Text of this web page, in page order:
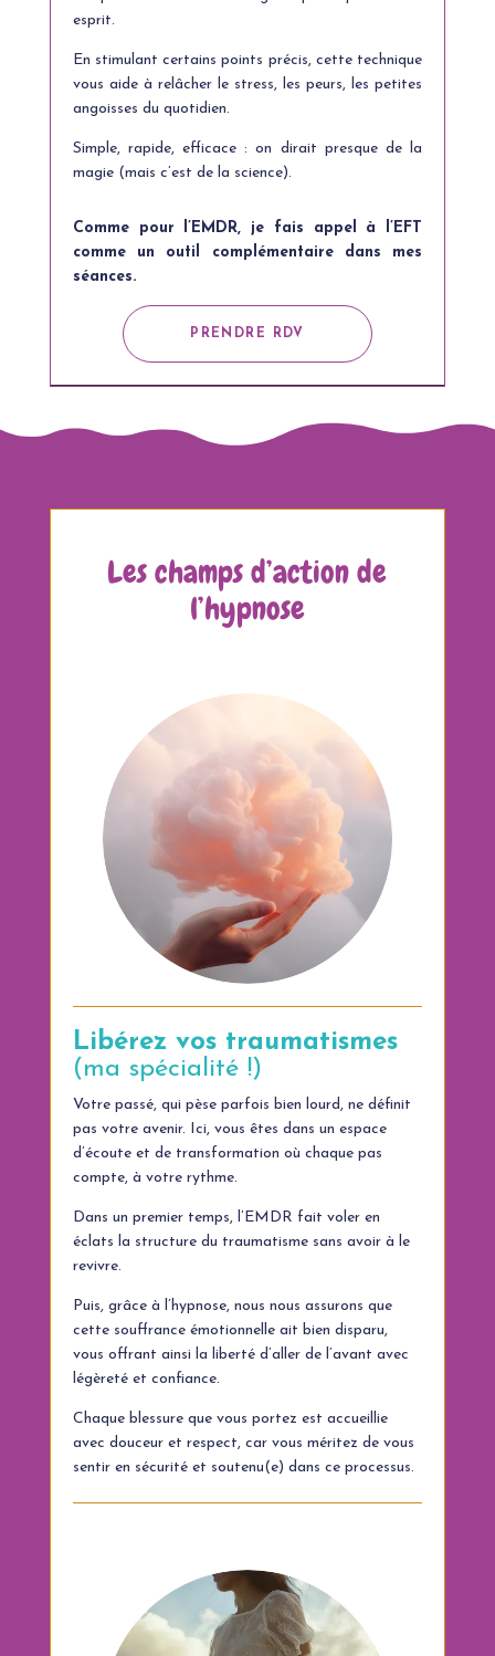
esprit.
En stimulant certains points précis, cette technique
vous aide à relâcher le stress, les peurs, les petites
angoisses du quotidien.
Simple, rapide, efficace : on dirait presque de la
magie (mais c’est de la science).
Comme pour l’EMDR, je fais appel à l’EFT
comme un outil complémentaire dans mes
séances.
PRENDRE RDV
Les champs d’action de
l’hypnose
Libérez vos traumatismes
(ma spécialité !)
Votre passé, qui pèse parfois bien lourd, ne définit
pas votre avenir. Ici, vous êtes dans un espace
d’écoute et de transformation où chaque pas
compte, à votre rythme.
Dans un premier temps, l’EMDR fait voler en
éclats la structure du traumatisme sans avoir à le
revivre.
Puis, grâce à l’hypnose, nous nous assurons que
cette souffrance émotionnelle ait bien disparu,
vous offrant ainsi la liberté d’aller de l’avant avec
légèreté et confiance.
Chaque blessure que vous portez est accueillie
avec douceur et respect, car vous méritez de vous
sentir en sécurité et soutenu(e) dans ce processus.